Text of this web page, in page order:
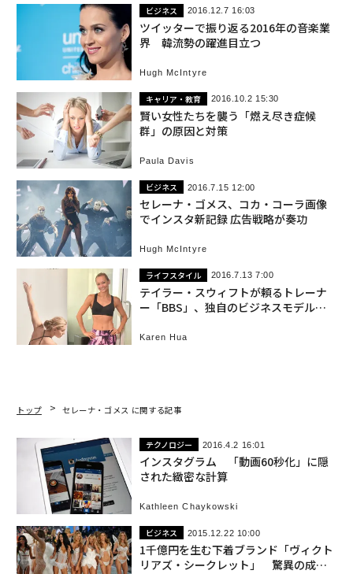
ビジネス 2016.12.7 16:03
ツイッターで振り返る2016年の音楽業
界 韓流勢の躍進目立つ
Hugh McIntyre
キャリア・教育 2016.10.2 15:30
賢い女性たちを襲う「燃え尽き症候
群」の原因と対策
Paula Davis
ビジネス 2016.7.15 12:00
セレーナ・ゴメス、コカ・コーラ画像
でインスタ新記録 広告戦略が奏功
Hugh McIntyre
ライフスタイル 2016.7.13 7:00
テイラー・スウィフトが頼るトレーナ
ー「BBS」、独自のビジネスモデルと
Karen Hua
トップ セレーナ・ゴメス に関する記事
テクノロジー 2016.4.2 16:01
インスタグラム 「動画60秒化」に隠
された緻密な計算
Kathleen Chaykowski
ビジネス 2015.12.22 10:00
1千億円を生む下着ブランド「ヴィクト
リアズ・シークレット」 驚異の成長